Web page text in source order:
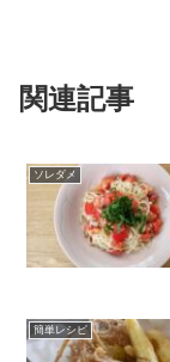
関連記事
ソレダメ
簡単レシピ